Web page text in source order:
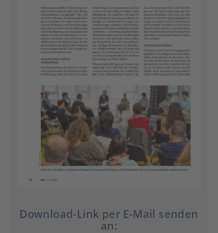
Download-Link per E-Mail senden
an: